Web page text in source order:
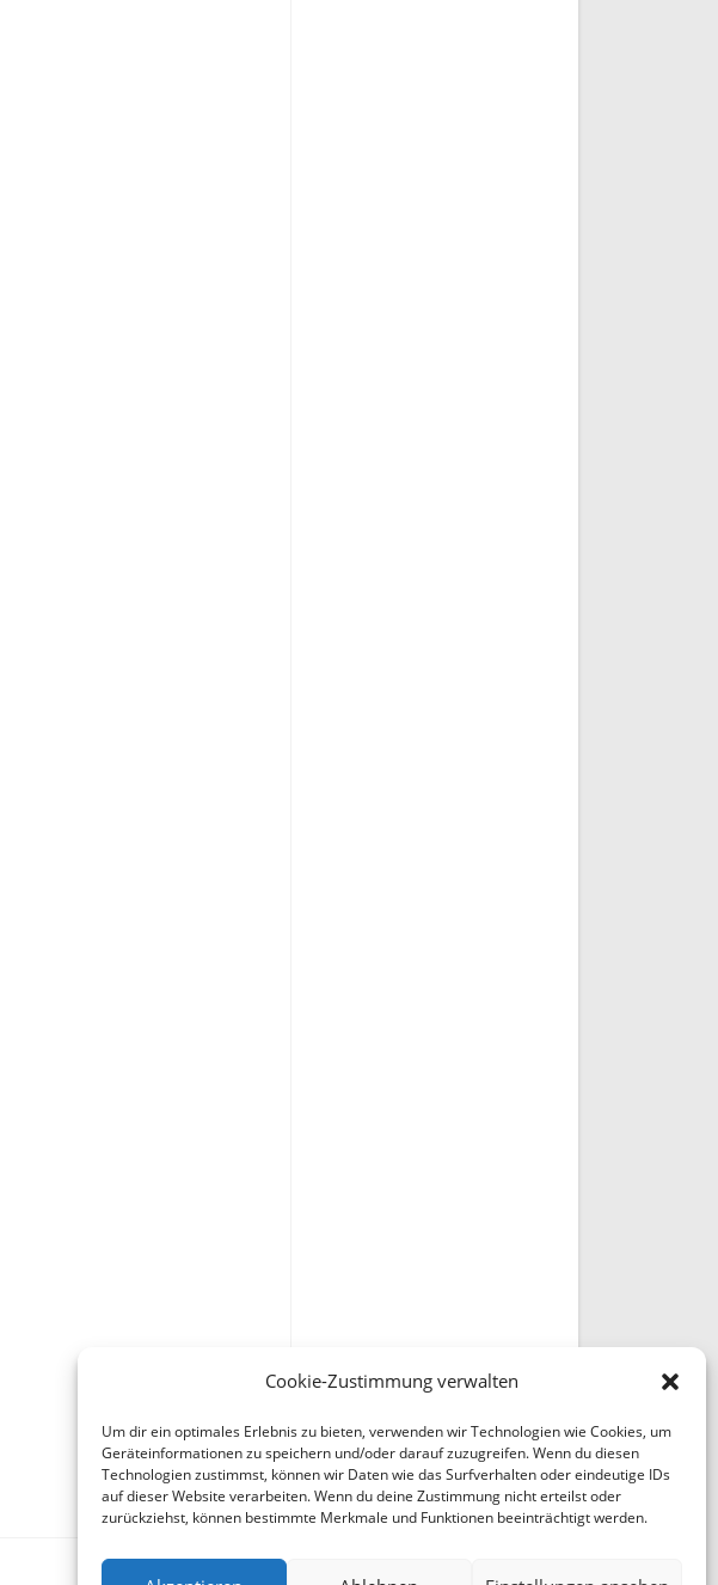
Cookie-Zustimmung verwalten
Um dir ein optimales Erlebnis zu bieten, verwenden wir Technologien wie Cookies, um
Geräteinformationen zu speichern und/oder darauf zuzugreifen. Wenn du diesen
Technologien zustimmst, können wir Daten wie das Surfverhalten oder eindeutige IDs
auf dieser Website verarbeiten. Wenn du deine Zustimmung nicht erteilst oder
zurückziehst, können bestimmte Merkmale und Funktionen beeinträchtigt werden.